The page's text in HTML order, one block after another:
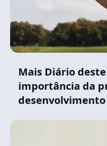
Mais Diário
importância da